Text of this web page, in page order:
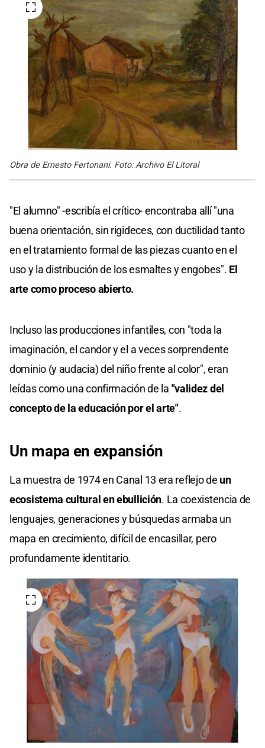
Obra de Ernesto Fertonani. Foto: Archivo El Litoral
"El alumno" -escribía el crítico- encontraba allí "una
buena orientación, sin rigideces, con ductilidad tanto
en el tratamiento formal de las piezas cuanto en el
uso y la distribución de los esmaltes y engobes". El
arte como proceso abierto.
Incluso las producciones infantiles, con "toda la
imaginación, el candor y el a veces sorprendente
dominio (y audacia) del niño frente al color", eran
leídas como una confirmación de la "validez del
concepto de la educación por el arte".
Un mapa en expansión
La muestra de 1974 en Canal 13 era reflejo de un
ecosistema cultural en ebullición. La coexistencia de
lenguajes, generaciones y búsquedas armaba un
mapa en crecimiento, difícil de encasillar, pero
profundamente identitario.